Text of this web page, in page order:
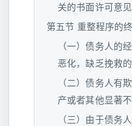
关的书面许可意见
第五节 重整程序的
（一）债务人的
恶化，缺乏挽救的
（二）债务人有
产或者其他显著
（三）由于债务